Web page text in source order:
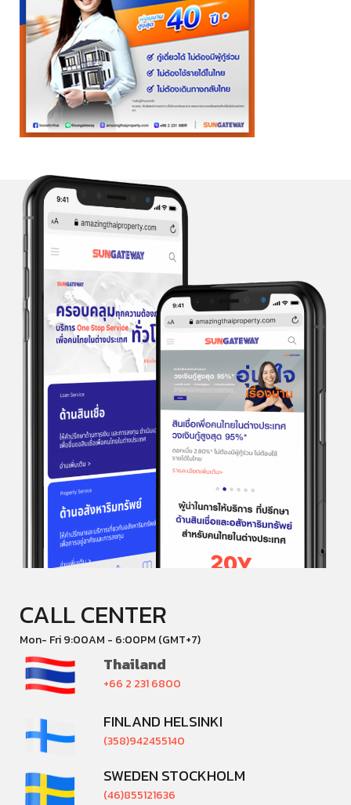
CALL CENTER
Mon- Fri 9:00AM - 6:00PM (GMT+7)
Thailand
+66 2 231 6800
FINLAND HELSINKI
(358)942455140
SWEDEN STOCKHOLM
(46)855121636